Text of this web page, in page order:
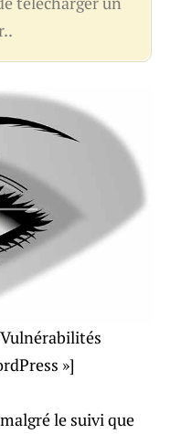
»]
le suivi que